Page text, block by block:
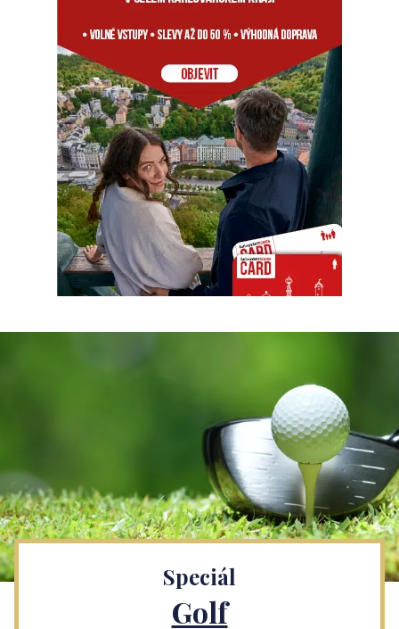
Speciál
Golf